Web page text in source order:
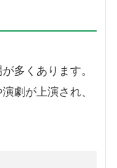
多くあります。
劇が上演され、